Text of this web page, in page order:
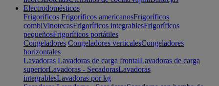
Electrodomésticos
Frigoríficos Frigoríficos americanosFrigoríficos
combiVinotecasFrigoríficos integrablesFrigoríficos
pequeñosFrigoríficos portátiles
Congeladores Congeladores verticalesCongeladores
horizontales
Lavadoras Lavadoras de carga frontalLavadoras de carga
superiorLavadoras - SecadorasLavadoras
integrablesLavadoras por kg